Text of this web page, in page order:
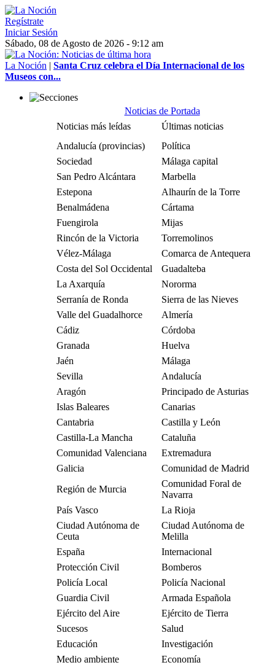
Regístrate
Iniciar Sesión
Sábado, 08 de Agosto de 2026 - 9:12 am
La Noción | Santa Cruz celebra el Día Internacional de los
Museos con...
Noticias de Portada
Noticias más leídas
Últimas noticias
Andalucía (provincias)
Política
Sociedad
Málaga capital
San Pedro Alcántara
Marbella
Estepona
Alhaurín de la Torre
Benalmádena
Cártama
Fuengirola
Mijas
Rincón de la Victoria
Torremolinos
Vélez-Málaga
Comarca de Antequera
Costa del Sol Occidental
Guadalteba
La Axarquía
Nororma
Serranía de Ronda
Sierra de las Nieves
Valle del Guadalhorce
Almería
Cádiz
Córdoba
Granada
Huelva
Jaén
Málaga
Sevilla
Andalucía
Aragón
Principado de Asturias
Islas Baleares
Canarias
Cantabria
Castilla y León
Castilla-La Mancha
Cataluña
Comunidad Valenciana
Extremadura
Galicia
Comunidad de Madrid
Región de Murcia
Comunidad Foral de
Navarra
País Vasco
La Rioja
Ciudad Autónoma de
Ceuta
Ciudad Autónoma de
Melilla
España
Internacional
Protección Civil
Bomberos
Policía Local
Policía Nacional
Guardia Civil
Armada Española
Ejército del Aire
Ejército de Tierra
Sucesos
Salud
Educación
Investigación
Medio ambiente
Economía